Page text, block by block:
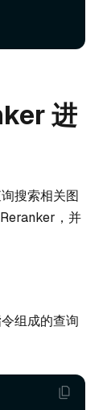
进
搜索相关图
，并
组成的查询